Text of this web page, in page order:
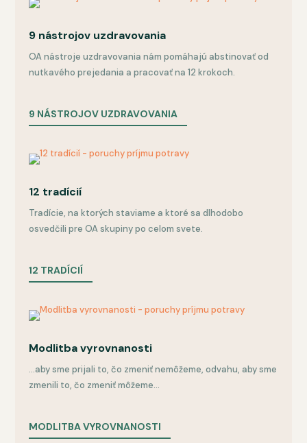
9 nástrojov uzdravovania
OA nástroje uzdravovania nám pomáhajú abstinovať od
nutkavého prejedania a pracovať na 12 krokoch.
9 NÁSTROJOV UZDRAVOVANIA
12 tradícií
Tradície, na ktorých staviame a ktoré sa dlhodobo
osvedčili pre OA skupiny po celom svete.
12 TRADÍCIÍ
Modlitba vyrovnanosti
...aby sme prijali to, čo zmeniť nemôžeme, odvahu, aby sme
zmenili to, čo zmeniť môžeme...
MODLITBA VYROVNANOSTI